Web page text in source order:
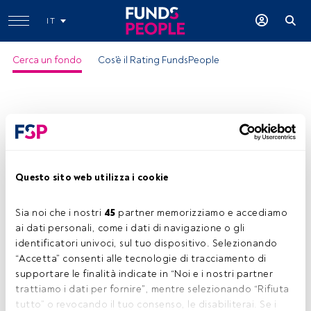
Questo sito web utilizza i cookie
Sia noi che i nostri 45 partner memorizziamo e accediamo
ai dati personali, come i dati di navigazione o gli
identificatori univoci, sul tuo dispositivo. Selezionando
“Accetta” consenti alle tecnologie di tracciamento di
supportare le finalità indicate in “Noi e i nostri partner
trattiamo i dati per fornire”, mentre selezionando “Rifiuta
tutto” o revocando il tuo consenso, le disabiliterai. Se i
IT
Cerca un fondo Cos'è il Rating FundsPeople